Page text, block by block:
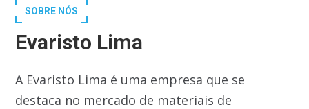
SOBRE NÓS
Evaristo Lima
A Evaristo Lima é uma empresa que se
destaca no mercado de materiais de